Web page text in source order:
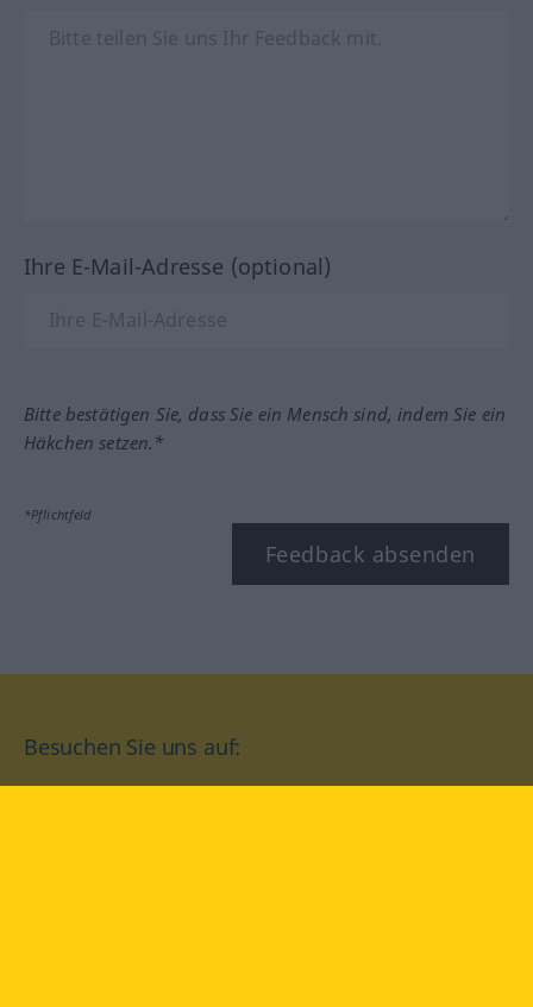
Ihre E-Mail-Adresse (optional)
Bitte bestätigen Sie, dass Sie ein Mensch sind, indem Sie ein
Häkchen setzen.*
*Pflichtfeld
Feedback absenden
Besuchen Sie uns auf: